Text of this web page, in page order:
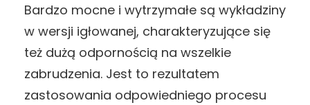
Bardzo mocne i wytrzymałe są wykładziny
w wersji igłowanej, charakteryzujące się
też dużą odpornością na wszelkie
zabrudzenia. Jest to rezultatem
zastosowania odpowiedniego procesu